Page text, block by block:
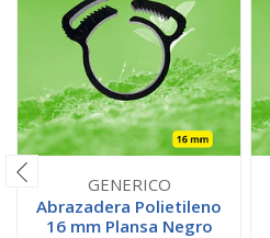
GENERICO
Abrazadera Polietileno
16 mm Plansa Negro